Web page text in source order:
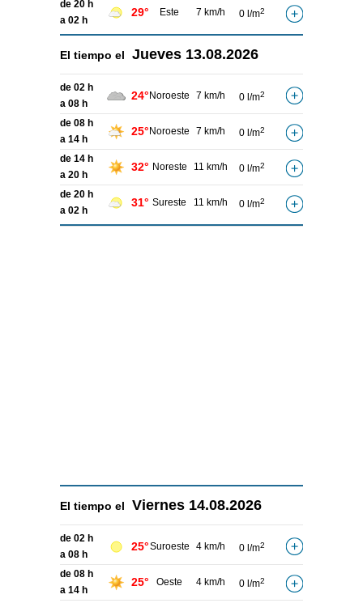
de 20 h
a 02 h
29° Este 7 km/h 0 l/m2
El tiempo el Jueves 13.08.2026
de 02 h
a 08 h
24° Noroeste 7 km/h 0 l/m2
de 08 h
a 14 h
25° Noroeste 7 km/h 0 l/m2
de 14 h
a 20 h
32° Noreste 11 km/h 0 l/m2
de 20 h
a 02 h
31° Sureste 11 km/h 0 l/m2
El tiempo el Viernes 14.08.2026
de 02 h
a 08 h
25°Suroeste 4 km/h 0 l/m2
de 08 h
a 14 h
25° Oeste 4 km/h 0 l/m2